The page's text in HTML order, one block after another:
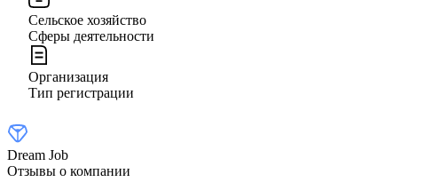
Сельское хозяйство
Сферы деятельности
Организация
Тип регистрации
Dream Job
Отзывы о компании